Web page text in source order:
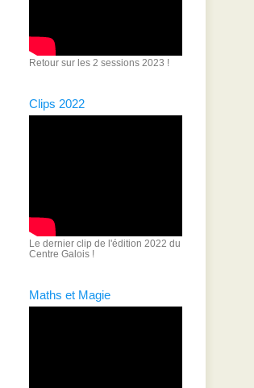
Retour sur les 2 sessions 2023 !
Clips 2022
Le dernier clip de l'édition 2022 du
Centre Galois !
Maths et Magie